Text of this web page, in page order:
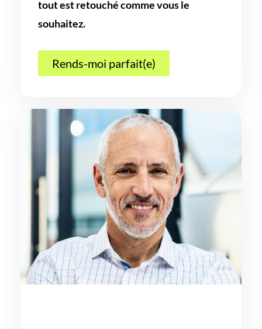
tout est retouché comme vous le
souhaitez.
Rends-moi parfait(e)